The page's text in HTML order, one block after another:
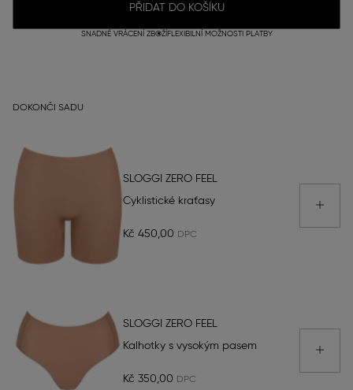
PŘIDAT DO KOŠÍKU
SNADNÉ VRÁCENÍ ZBOŽÍ FLEXIBILNÍ MOŽNOSTI PLATBY
DOKONČI SADU
SLOGGI ZERO FEEL
Cyklistické kraťasy
Kč 450,00
SLOGGI ZERO FEEL
Kalhotky s vysokým pasem
Kč 350,00